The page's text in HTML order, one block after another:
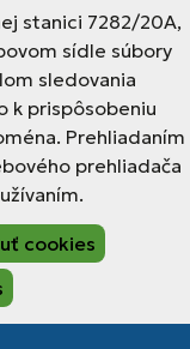
stanici 7282/20A,
sídle súbory
sledovania
k prispôsobeniu
Prehliadaním
prehliadača
cookies